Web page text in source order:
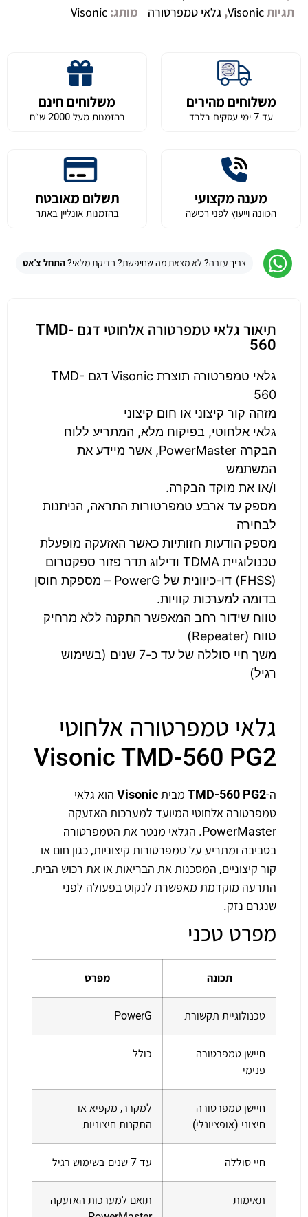
תגיותVisonic
, גלאי טמפרטורה מותג:Visonic
משלוחים מהירים
עד 7 ימי עסקים בלבד
משלוחים חינם
בהזמנות מעל 2000 ש״ח
מענה מקצועי
הכוונה וייעוץ לפני רכישה
תשלום מאובטח
בהזמנות אונליין באתר
צריך עזרה? לא מצאת מה שחיפשת? בדיקת מלאי?התחל צ'אט
תיאור גלאי טמפרטורה אלחוטי דגם TMD-
560
גלאי טמפרטורה תוצרת Visonic דגם TMD-
560
מזהה קור קיצוני או חום קיצוני
גלאי אלחוטי, בפיקוח מלא, המתריע ללוח
הבקרה PowerMaster‏‎, אשר מיידע את
המשתמש
ו/או את מוקד הבקרה.
מספק עד ארבע טמפרטורות התראה, הניתנות
לבחירה
מספק הודעות חזותיות כאשר האזעקה מופעלת
טכנולוגיית TDMA ודילוג תדר פזור ספקטרום
(FHSS) דו-כיוונית של PowerG‎ – מספקת חוסן
בדומה למערכות קוויות.
טווח שידור רחב המאפשר התקנה ללא מרחיק
טווח (Repeater)
משך חיי סוללה של עד כ-7 שנים (בשימוש
רגיל)
גלאי טמפרטורה אלחוטי
Visonic TMD-560 PG2
ה-TMD-560 PG2 מביתVisonic הוא גלאי
טמפרטורה אלחוטי המיועד למערכות האזעקה
PowerMaster. הגלאי מנטר את הטמפרטורה
בסביבה ומתריע על טמפרטורות קיצוניות, כגון חום או
קור קיצוניים, המסכנות את הבריאות או את רכוש הבית.
התרעה מוקדמת מאפשרת לנקוט בפעולה לפני
שנגרם נזק.
מפרט טכני
תכונה מפרט
טכנולוגיית תקשורת PowerG
חיישן טמפרטורה
פנימי
כולל
חיישן טמפרטורה
חיצוני (אופציונלי)
למקרר, מקפיא או
התקנות חיצוניות
חיי סוללה עד 7 שנים בשימוש רגיל
תאימות
תואם למערכות האזעקה